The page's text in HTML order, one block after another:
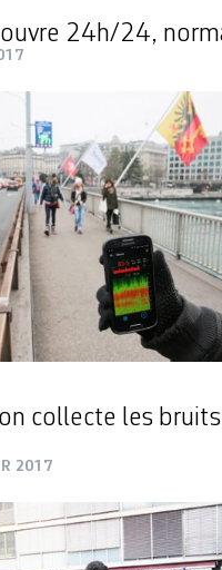
24h/24,
collecte les
2017